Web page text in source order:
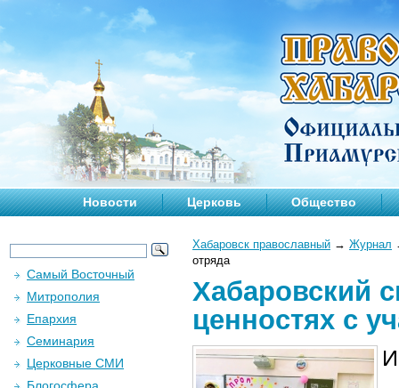
Новости Церковь Общество
Хабаровск православный → Журнал
отряда
Хабаровский
ценностях с
Самый Восточный
Митрополия
Епархия
Семинария
Церковные СМИ